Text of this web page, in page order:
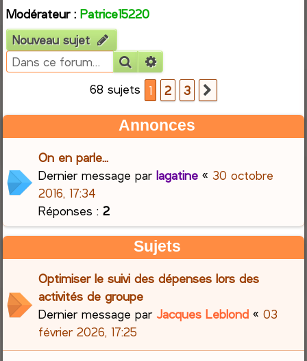
c
h
Modérateur : Patrice15220
Nouveau sujet
Rechercher
68 sujets
1 2 3
Annonces
On en parle...
Dernier message parlagatine «30 octobre
2016, 17:34
Réponses :2
Sujets
Optimiser le suivi des dépenses lors des
activités de groupe
Dernier message parJacques Leblond «03
février 2026, 17:25